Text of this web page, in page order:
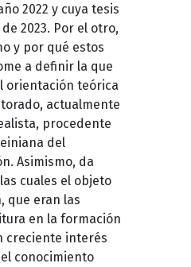
2022 y cuya tesis
2023. Por el otro,
y por qué estos
a definir la que
orientación teórica
actualmente
procedente
del
Asimismo, da
cuales el objeto
que eran las
en la formación
creciente interés
conocimiento